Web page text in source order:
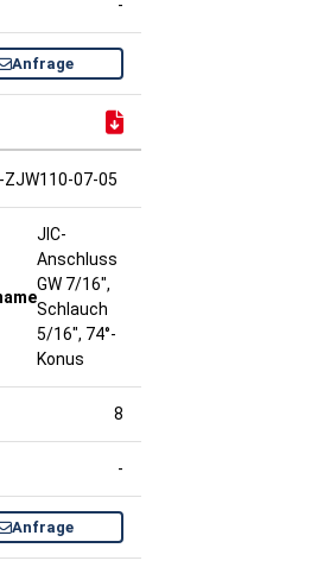
-
Anfrage
ZJW110-07-05
JIC-
Anschluss
GW 7/16",
Schlauch
5/16", 74°-
Konus
8
-
Anfrage